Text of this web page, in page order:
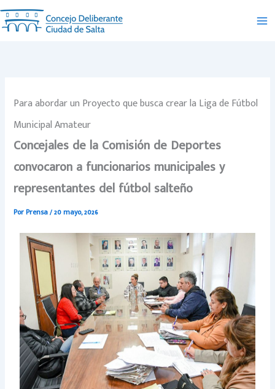
Ir
al
contenido
Para abordar un Proyecto que busca crear la Liga de Fútbol
Municipal Amateur
Concejales de la Comisión de Deportes
convocaron a funcionarios municipales y
representantes del fútbol salteño
PorPrensa/20 mayo, 2026